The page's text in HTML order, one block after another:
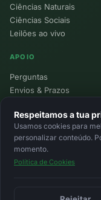
Ciências Naturais
Ciências Sociais
Leilões ao vivo
APOIO
Perguntas
Envios & Prazos
Devoluções
Minha Conta
© 2026 Ecolivros. Todos
Respeitamos a tua
Usamos cookies para
personalizar conteúdo.
momento.
Política de Cookies